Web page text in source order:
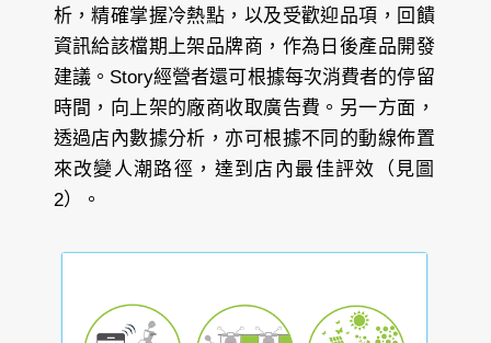
析，精確掌握冷熱點，以及受歡迎品項，回饋
資訊給該檔期上架品牌商，作為日後產品開發
建議。Story經營者還可根據每次消費者的停留
時間，向上架的廠商收取廣告費。另一方面，
透過店內數據分析，亦可根據不同的動線佈置
來改變人潮路徑，達到店內最佳評效（見圖
2）。